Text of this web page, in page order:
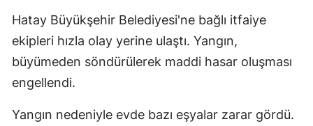
Hatay Büyükşehir Belediyesi'ne bağlı itfaiye
ekipleri hızla olay yerine ulaştı. Yangın,
büyümeden söndürülerek maddi hasar oluşması
engellendi.
Yangın nedeniyle evde bazı eşyalar zarar gördü.